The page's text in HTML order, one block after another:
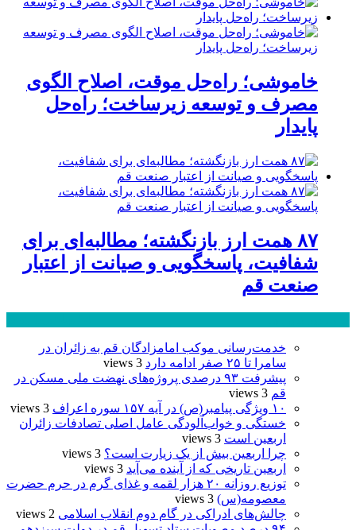
خاموشی؛ راه‌حل موقت، اصلاح الگوی
مصرف و توسعه زیرساخت؛ راه‌حل
پایدار
۸۷ همت ارز بازنگشته؛ مطالبه‌ای برای
شفافیت، پاسخگویی و صیانت از اعتبار
صنعت قم
خدمت‌رسانی موکب امامزادگان قم به زائران در
سامرا تا ۲۵ صفر ادامه دارد
3 views
پیشرفت ۹۳ درصدی پروژه‌های نهضت ملی مسکن در
قم 3 views
۱۰ ویژگی پیامبر(ص) در آیه ۱۵۷ سوره اعراف
3 views
خستگی و خواب‌آلودگی عامل اصلی تصادفات زائران
اربعین است 3 views
چرا اربعین بیش از یک زیارت است؟ 3 views
اربعین تاریخی که از آینده می‌آید 3 views
توزیع روزانه ۲۰ هزار لقمه و غذای گرم در حرم حضرت
معصومه(س) 3 views
چالش‌های ادراکی در گام دوم انقلاب اسلامی 2 views